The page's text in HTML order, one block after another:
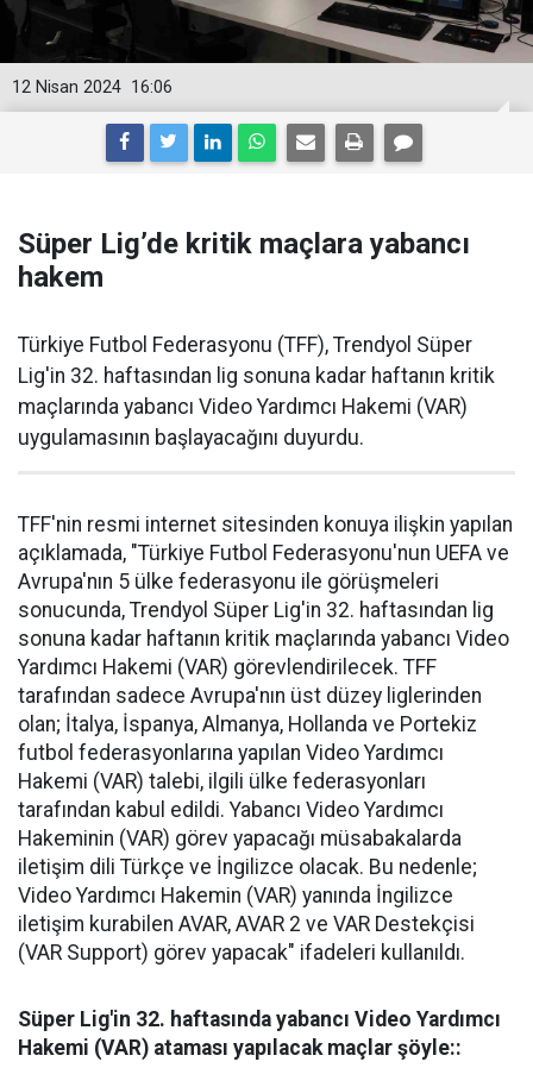
16:06
12 Nisan 2024
Süper Lig’de kritik maçlara yabancı
hakem
Türkiye Futbol Federasyonu (TFF), Trendyol Süper
Lig'in 32. haftasından lig sonuna kadar haftanın kritik
maçlarında yabancı Video Yardımcı Hakemi (VAR)
uygulamasının başlayacağını duyurdu.
TFF'nin resmi internet sitesinden konuya ilişkin yapılan
açıklamada, "Türkiye Futbol Federasyonu'nun UEFA ve
Avrupa'nın 5 ülke federasyonu ile görüşmeleri
sonucunda, Trendyol Süper Lig'in 32. haftasından lig
sonuna kadar haftanın kritik maçlarında yabancı Video
Yardımcı Hakemi (VAR) görevlendirilecek. TFF
tarafından sadece Avrupa'nın üst düzey liglerinden
olan; İtalya, İspanya, Almanya, Hollanda ve Portekiz
futbol federasyonlarına yapılan Video Yardımcı
Hakemi (VAR) talebi, ilgili ülke federasyonları
tarafından kabul edildi. Yabancı Video Yardımcı
Hakeminin (VAR) görev yapacağı müsabakalarda
iletişim dili Türkçe ve İngilizce olacak. Bu nedenle;
Video Yardımcı Hakemin (VAR) yanında İngilizce
iletişim kurabilen AVAR, AVAR 2 ve VAR Destekçisi
(VAR Support) görev yapacak" ifadeleri kullanıldı.
Süper Lig'in 32. haftasında yabancı Video Yardımcı
Hakemi (VAR) ataması yapılacak maçlar şöyle::